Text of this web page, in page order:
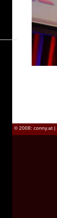
© 2008: conny.at |